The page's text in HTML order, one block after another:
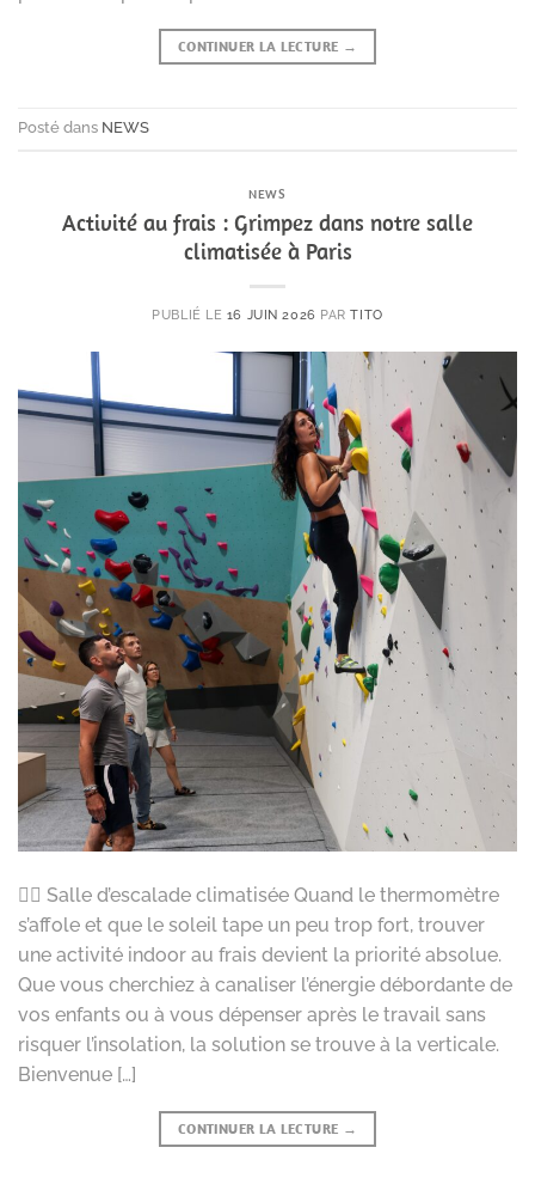
CONTINUER LA LECTURE →
Posté dans NEWS
NEWS
Activité au frais : Grimpez dans notre salle
climatisée à Paris
PUBLIÉ LE 16 JUIN 2026 PARTITO
🧗‍♀️ Salle d’escalade climatisée Quand le thermomètre
s’affole et que le soleil tape un peu trop fort, trouver
une activité indoor au frais devient la priorité absolue.
Que vous cherchiez à canaliser l’énergie débordante de
vos enfants ou à vous dépenser après le travail sans
risquer l’insolation, la solution se trouve à la verticale.
Bienvenue […]
CONTINUER LA LECTURE →